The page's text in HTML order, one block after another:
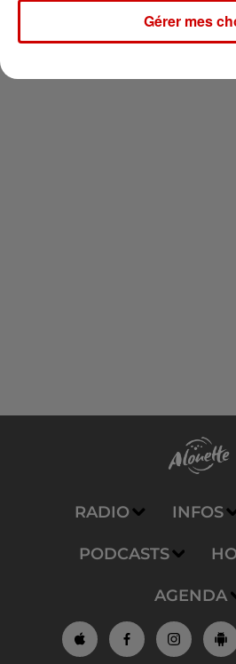
RADIO INFOS
PODCASTS
AGENDA
Gérer mes